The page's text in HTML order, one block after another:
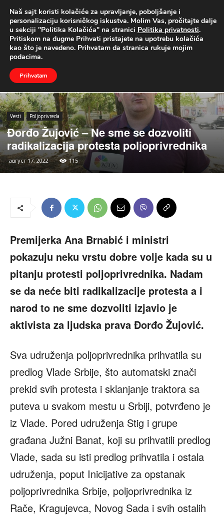
UŽIVO
Naslovna Vesti Poljoprivreda
Vesti Poljoprivreda
Đorđo Žujović – Ne sme se dozvoliti
radikalizacija protesta poljoprivrednika
август 17, 2022 115
Premijerka Ana Brnabić i ministri
pokazuju neku vrstu dobre volje kada su u
pitanju protesti poljoprivrednika. Nadam
se da neće biti radikalizacije protesta a i
narod to ne sme dozvoliti izjavio je
aktivista za ljudska prava Đorđo Žujović.
Sva udruženja poljoprivrednika prihvatila su
predlog Vlade Srbije, što automatski znači
prekid svih protesta i sklanjanje traktora sa
puteva u svakom mestu u Srbiji, potvrđeno je
iz Vlade. Pored udruženja Stig i grupe
građana Južni Banat, koji su prihvatili predlog
Vlade, sada su isti predlog prihvatila i ostala
udruženja, poput Inicijative za opstanak
poljoprivrednika Srbije, poljoprivrednika iz
Rače, Kragujevca, Novog Sada i svih ostalih
Naš sajt koristi kolačiće za upravljanje, poboljšanje i
personalizaciju korisničkog iskustva. Molim Vas, pročitajte dalje
u sekciji "Politika Kolačića" na stranici Politika privatnosti.
Pritiskom na dugme Prihvati pristajete na upotrebu kolačića
kao što je navedeno. Prihvatam da stranica rukuje mojim
podacima.
Prihvatam